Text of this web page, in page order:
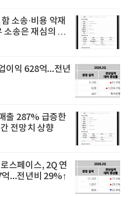
소송·비용 악재
소송은 재심의 청
이익 628억...전년
출 287% 급증한
전망치 상향
스페이스, 2Q 연
...전년비 29%↑